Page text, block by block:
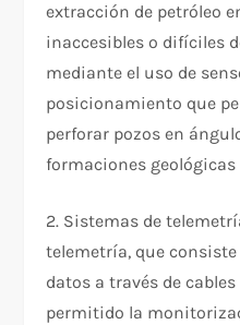
extracción de petróleo
inaccesibles o difíciles
mediante el uso de
posicionamiento que
perforar pozos en
formaciones geológicas
2. Sistemas de
telemetría, que
datos a través de
permitido la